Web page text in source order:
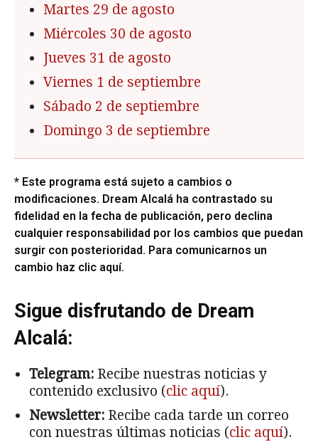
Martes 29 de agosto
Miércoles 30 de agosto
Jueves 31 de agosto
Viernes 1 de septiembre
Sábado 2 de septiembre
Domingo 3 de septiembre
* Este programa está sujeto a cambios o
modificaciones. Dream Alcalá ha contrastado su
fidelidad en la fecha de publicación, pero declina
cualquier responsabilidad por los cambios que puedan
surgir con posterioridad. Para comunicarnos un
cambio haz clic aquí.
Sigue disfrutando de Dream
Alcalá:
Telegram: Recibe nuestras noticias y
contenido exclusivo (clic aquí).
Newsletter: Recibe cada tarde un correo
con nuestras últimas noticias (clic aquí).